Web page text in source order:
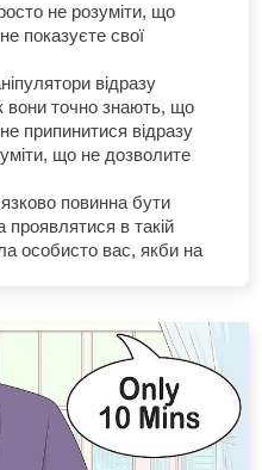
не розуміти, що
показуєте свої
відразу
вони точно знають, що
припинитися відразу
що не дозволите
повинна бути
в такій
особисто вас, якби на